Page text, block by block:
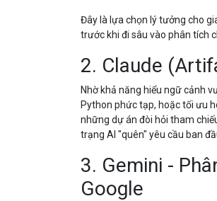
Đây là lựa chọn lý tưởng cho
trước khi đi sâu vào phân tích
2. Claude
Nhờ khả năng hiểu ngữ cảnh
Python phức tạp, hoặc tối ưu
những dự án đòi hỏi tham
trạng AI "quên" yêu cầu ban
3. Gemini -
Google